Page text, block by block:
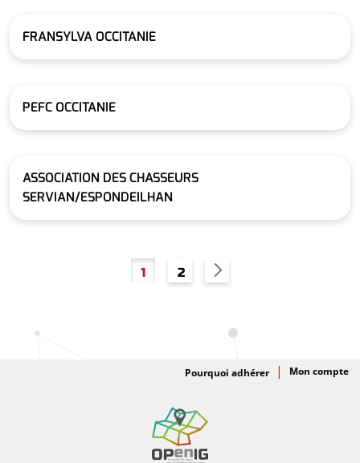
FRANSYLVA OCCITANIE
PEFC OCCITANIE
ASSOCIATION DES CHASSEURS
SERVIAN/ESPONDEILHAN
Page
1 Page
2
Adhésion
Pourquoi adhérer